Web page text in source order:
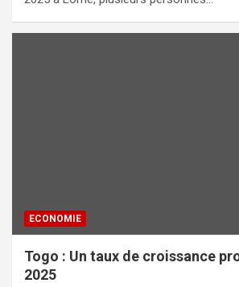
ECONOMIE
Togo : Un taux de croissance
2025